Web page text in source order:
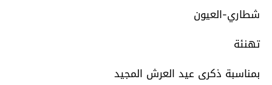
شطاري-العيون
تهنئة
بمناسبة ذكرى عيد العرش المجيد